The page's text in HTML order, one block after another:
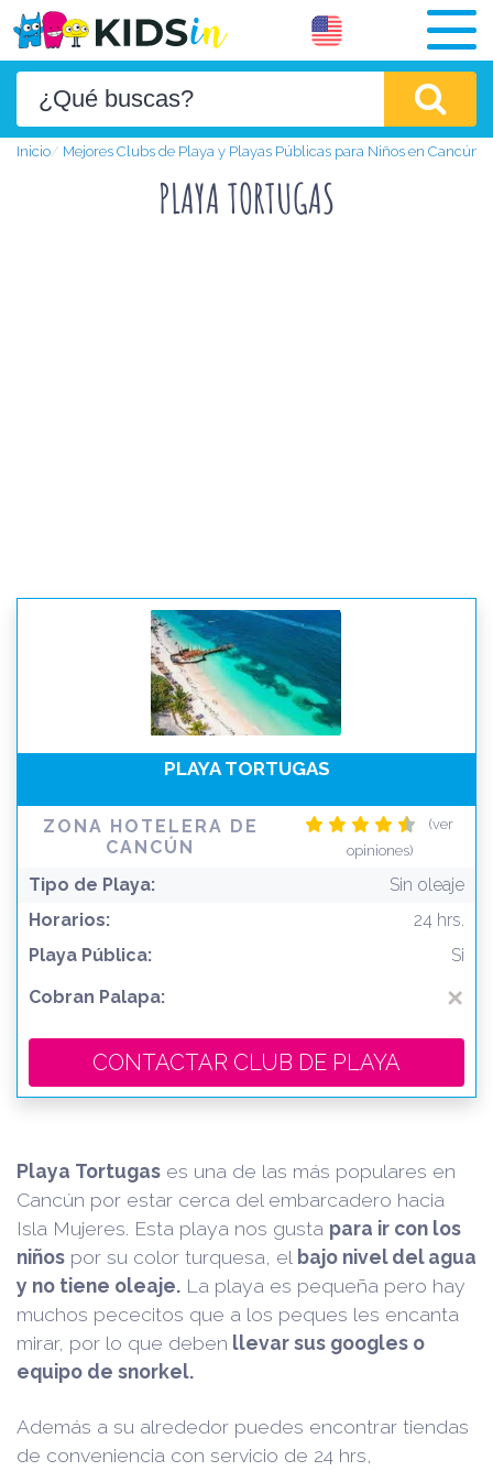
Inicio Mejores Clubs de Playa y Playas Públicas para Niños en Cancún
PLAYA TORTUGAS
PLAYA TORTUGAS
ZONA HOTELERA DE
CANCÚN
(ver
opiniones)
Tipo de Playa:
Sin oleaje
Horarios:
24 hrs.
Playa Pública:
Si
Cobran Palapa:
CONTACTAR CLUB DE PLAYA
Playa Tortugas es una de las más populares en
Cancún por estar cerca del embarcadero hacia
Isla Mujeres. Esta playa nos gusta para ir con los
niños por su color turquesa, el bajo nivel del agua
y no tiene oleaje. La playa es pequeña pero hay
muchos pececitos que a los peques les encanta
mirar, por lo que deben llevar sus googles o
equipo de snorkel.
Además a su alrededor puedes encontrar tiendas
de conveniencia con servicio de 24 hrs,